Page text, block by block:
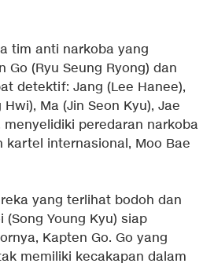
tim anti narkoba yang
Go (Ryu Seung Ryong) dan
detektif: Jang (Lee Hanee),
Ma (Jin Seon Kyu), Jae
menyelidiki peredaran narkoba
kartel internasional, Moo Bae
yang terlihat bodoh dan
Young Kyu) siap
Kapten Go. Go yang
memiliki kecakapan dalam